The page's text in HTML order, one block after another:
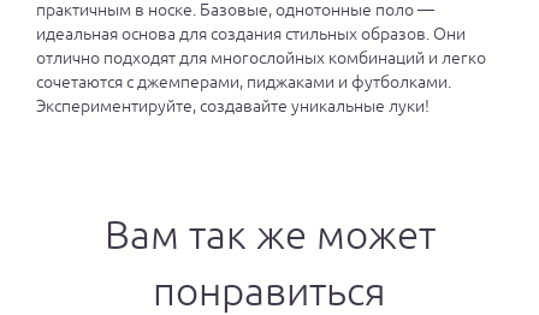
практичным в носке. Базовые, однотонные поло —
идеальная основа для создания стильных образов. Они
отлично подходят для многослойных комбинаций и легко
сочетаются с джемперами, пиджаками и футболками.
Экспериментируйте, создавайте уникальные луки!
Вам так же может
понравиться